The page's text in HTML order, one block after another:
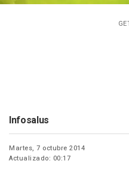
Infosalus
Martes, 7 octubre 2014
Actualizado: 00:17